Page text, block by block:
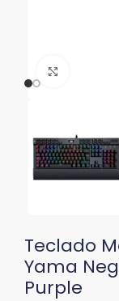
Teclado
Yama
Purple